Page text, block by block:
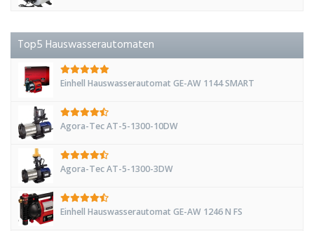
Top5 Hauswasserautomaten
Einhell Hauswasserautomat GE-AW 1144 SMART
Agora-Tec AT-5-1300-10DW
Agora-Tec AT-5-1300-3DW
Einhell Hauswasserautomat GE-AW 1246 N FS